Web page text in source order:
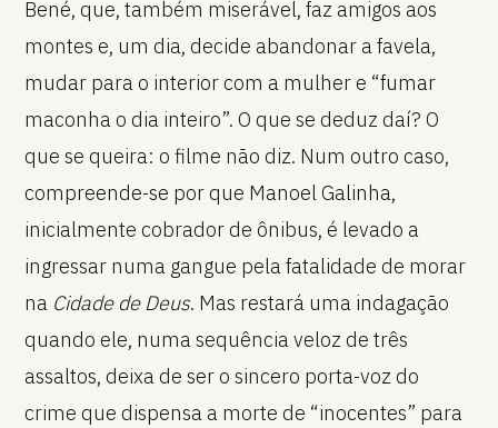
Bené, que, também miserável, faz amigos aos
montes e, um dia, decide abandonar a favela,
mudar para o interior com a mulher e “fumar
maconha o dia inteiro”. O que se deduz daí? O
que se queira: o filme não diz. Num outro caso,
compreende-se por que Manoel Galinha,
inicialmente cobrador de ônibus, é levado a
ingressar numa gangue pela fatalidade de morar
na Cidade de Deus. Mas restará uma indagação
quando ele, numa sequência veloz de três
assaltos, deixa de ser o sincero porta-voz do
crime que dispensa a morte de “inocentes” para